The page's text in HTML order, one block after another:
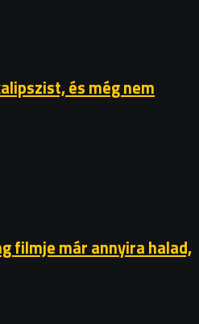
és még nem
filmje már annyira halad,